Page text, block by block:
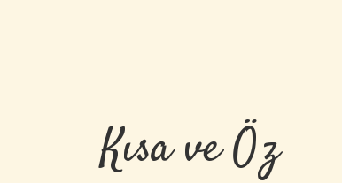
Kısa ve Öz